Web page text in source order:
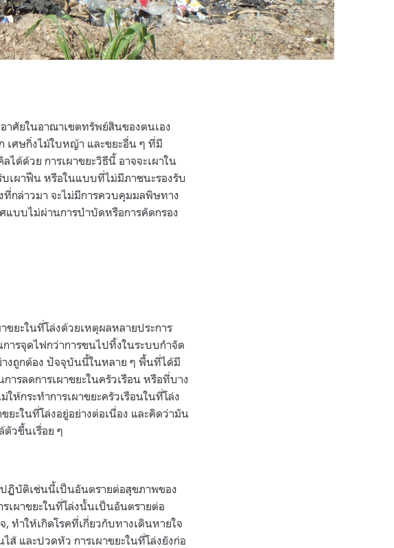
าศัยในอาณาเขตทรัพย์สินของตนเอง
เศษกิ่งไม้ใบหญ้า และขยะอื่น ๆ ที่มี
ได้ด้วย การเผาขยะวิธีนี้ อาจจะเผาใน
บเผาฟืน หรือในแบบที่ไม่มีภาชนะรองรับ
ที่กล่าวมา จะไม่มีการควบคุมมลพิษทาง
แบบไม่ผ่านการบำบัดหรือการคัดกรอง
ยะในที่โล่งด้วยเหตุผลหลายประการ
ารจุดไฟกว่าการขนไปทิ้งในระบบกำจัด
างถูกต้อง ปัจจุบันนี้ในหลาย ๆ พื้นที่ได้มี
ารลดการเผาขยะในครัวเรือน หรือที่บาง
ห้กระทำการเผาขยะครัวเรือนในที่โล่ง
ะในที่โล่งอยู่อย่างต่อเนื่อง และคิดว่ามัน
ตัวขึ้นเรื่อย ๆ
ปฏิบัติเช่นนี้เป็นอันตรายต่อสุขภาพของ
เผาขยะในที่โล่งนั้นเป็นอันตรายต่อ
ทำให้เกิดโรคที่เกี่ยวกับทางเดินหายใจ
ส้ และปวดหัว การเผาขยะในที่โล่งยังก่อ